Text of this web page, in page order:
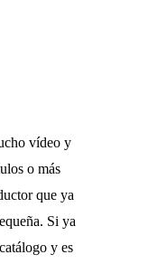
vídeo y
o más
que ya
Si ya
y es